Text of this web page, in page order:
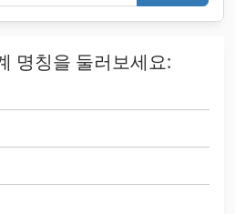
명칭을 둘러보세요: